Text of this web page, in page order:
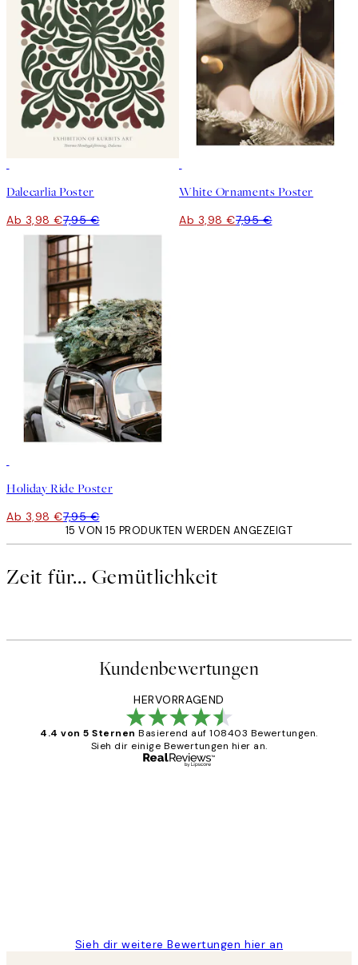
Dalecarlia Poster
Ab 3,98 €7,95 €
White Ornaments Poster
Ab 3,98 €7,95 €
Holiday Ride Poster
Ab 3,98 €7,95 €
15 VON 15 PRODUKTEN WERDEN ANGEZEIGT
Zeit für... Gemütlichkeit
Kundenbewertungen
HERVORRAGEND
4.4 von 5 Sternen Basierend auf 108403 Bewertungen.
Sieh dir einige Bewertungen hier an.
Sieh dir weitere Bewertungen hier an